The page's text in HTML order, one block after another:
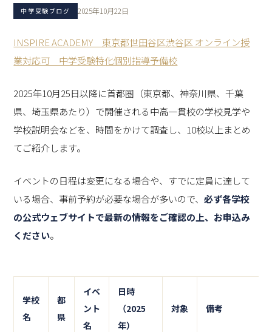
中学受験ブログ 2025年10月22日
INSPIRE ACADEMY 東京都世田谷区渋谷区 オンライン授
業対応可 中学受験特化個別指導予備校
2025年10月25日以降に首都圏（東京都、神奈川県、千葉
県、埼玉県あたり）で開催される中高一貫校の学校見学や
学校説明会などを、時間をかけて調査し、10校以上まとめ
てご紹介します。
イベントの日程は変更になる場合や、すでに定員に達して
いる場合、事前予約が必要な場合が多いので、必ず各学校
の公式ウェブサイトで最新の情報をご確認の上、お申込み
ください。
学校
名
都
県
イベ
ント
名
日時
（2025
年）
対象 備考